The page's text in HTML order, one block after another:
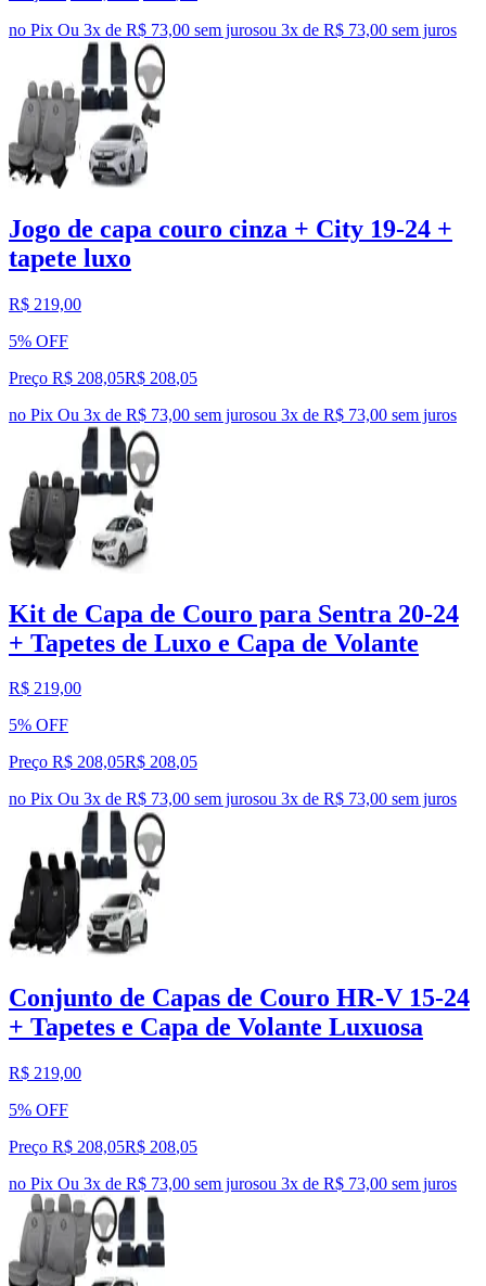
no Pix Ou 3x de R$ 73,00 sem jurosou 3x de R$ 73,00 sem juros
Jogo de capa couro cinza + City 19-24 +
tapete luxo
R$ 219,00
5% OFF
Preço R$ 208,05R$ 208,05
no Pix Ou 3x de R$ 73,00 sem jurosou 3x de R$ 73,00 sem juros
Kit de Capa de Couro para Sentra 20-24
+ Tapetes de Luxo e Capa de Volante
R$ 219,00
5% OFF
Preço R$ 208,05R$ 208,05
no Pix Ou 3x de R$ 73,00 sem jurosou 3x de R$ 73,00 sem juros
Conjunto de Capas de Couro HR-V 15-24
+ Tapetes e Capa de Volante Luxuosa
R$ 219,00
5% OFF
Preço R$ 208,05R$ 208,05
no Pix Ou 3x de R$ 73,00 sem jurosou 3x de R$ 73,00 sem juros